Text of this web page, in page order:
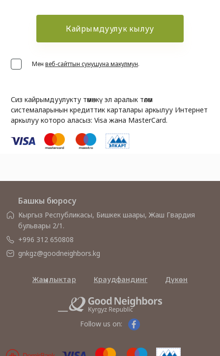
Кайрымдуулук кылуу
Мен веб-сайттын сунушуна макулмун.
Сиз кайрымдуулукту төмөнкү эл аралык төлөм
системаларынын кредиттик карталары аркылуу Интернет
аркылуу которо аласыз: Visa жана MasterCard.
Башкы бюросу
Кыргыз Республикасы, Бишкек шаары, Жаш Гвардия
бульвары 2/1.
+996 312 650808
gnkgz@goodneighbors.kg
Жаңылыктар Краудфандинг Дүкөн
Follow us on: